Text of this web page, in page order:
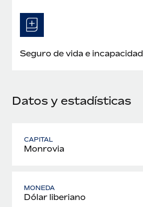
Seguro de vida e incapacidad
Datos y estadísticas
CAPITAL
Monrovia
MONEDA
Dólar liberiano